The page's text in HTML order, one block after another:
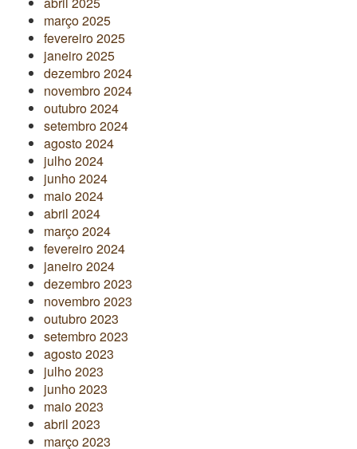
março 2025
fevereiro 2025
janeiro 2025
dezembro 2024
novembro 2024
outubro 2024
setembro 2024
agosto 2024
julho 2024
junho 2024
maio 2024
abril 2024
março 2024
fevereiro 2024
janeiro 2024
dezembro 2023
novembro 2023
outubro 2023
setembro 2023
agosto 2023
julho 2023
junho 2023
maio 2023
abril 2023
março 2023